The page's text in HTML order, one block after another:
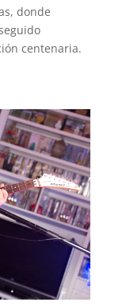
donde
centenaria.